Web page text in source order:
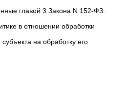
главой 3 Закона N 152-ФЗ.
в отношении обработки
на обработку его